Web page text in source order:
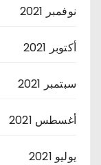
نوفمبر 2021
أكتوبر 2021
سبتمبر 2021
أغسطس 2021
يوليو 2021